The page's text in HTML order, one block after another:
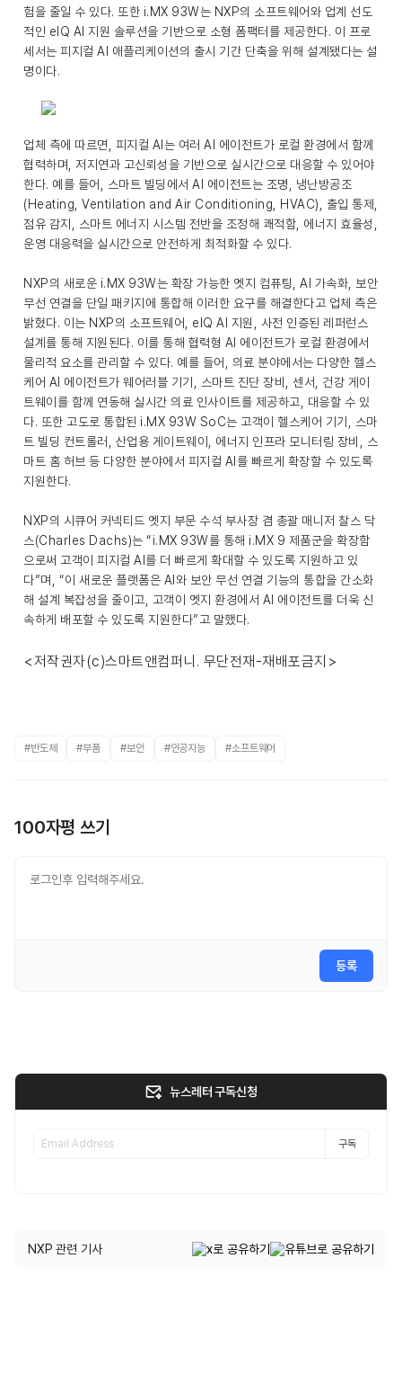
험을 줄일 수 있다. 또한 i.MX 93W는 NXP의 소프트웨어와 업계 선도
적인 eIQ AI 지원 솔루션을 기반으로 소형 폼팩터를 제공한다. 이 프로
세서는 피지컬 AI 애플리케이션의 출시 기간 단축을 위해 설계됐다는 설
명이다.
업체 측에 따르면, 피지컬 AI는 여러 AI 에이전트가 로컬 환경에서 함께
협력하며, 저지연과 고신뢰성을 기반으로 실시간으로 대응할 수 있어야
한다. 예를 들어, 스마트 빌딩에서 AI 에이전트는 조명, 냉난방공조
(Heating, Ventilation and Air Conditioning, HVAC), 출입 통제,
점유 감지, 스마트 에너지 시스템 전반을 조정해 쾌적함, 에너지 효율성,
운영 대응력을 실시간으로 안전하게 최적화할 수 있다.
NXP의 새로운 i.MX 93W는 확장 가능한 엣지 컴퓨팅, AI 가속화, 보안
무선 연결을 단일 패키지에 통합해 이러한 요구를 해결한다고 업체 측은
밝혔다. 이는 NXP의 소프트웨어, eIQ AI 지원, 사전 인증된 레퍼런스
설계를 통해 지원된다. 이를 통해 협력형 AI 에이전트가 로컬 환경에서
물리적 요소를 관리할 수 있다. 예를 들어, 의료 분야에서는 다양한 헬스
케어 AI 에이전트가 웨어러블 기기, 스마트 진단 장비, 센서, 건강 게이
트웨이를 함께 연동해 실시간 의료 인사이트를 제공하고, 대응할 수 있
다. 또한 고도로 통합된 i.MX 93W SoC는 고객이 헬스케어 기기, 스마
트 빌딩 컨트롤러, 산업용 게이트웨이, 에너지 인프라 모니터링 장비, 스
마트 홈 허브 등 다양한 분야에서 피지컬 AI를 빠르게 확장할 수 있도록
지원한다.
NXP의 시큐어 커넥티드 엣지 부문 수석 부사장 겸 총괄 매니저 찰스 닥
스(Charles Dachs)는 “i.MX 93W를 통해 i.MX 9 제품군을 확장함
으로써 고객이 피지컬 AI를 더 빠르게 확대할 수 있도록 지원하고 있
다”며, “이 새로운 플랫폼은 AI와 보안 무선 연결 기능의 통합을 간소화
해 설계 복잡성을 줄이고, 고객이 엣지 환경에서 AI 에이전트를 더욱 신
속하게 배포할 수 있도록 지원한다”고 말했다.
<저작권자(c)스마트앤컴퍼니. 무단전재-재배포금지>
#반도체 #부품 #보안 #인공지능 #소프트웨어
100자평 쓰기
등록
뉴스레터 구독신청
구독
NXP 관련 기사